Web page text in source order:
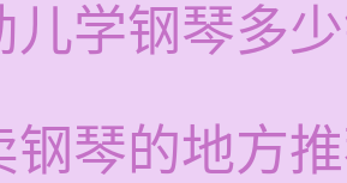
儿学钢琴多
钢琴的地方